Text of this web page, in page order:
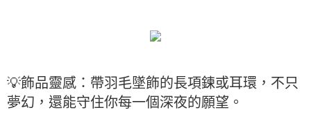
💡飾品靈感：帶羽毛墜飾的長項鍊或耳環，不只
夢幻，還能守住你每一個深夜的願望。